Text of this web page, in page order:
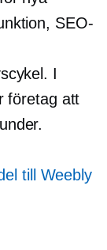
SEO-
I
företag att
till Weebly